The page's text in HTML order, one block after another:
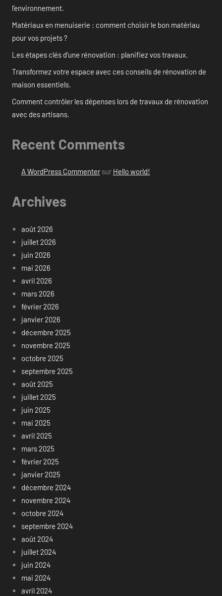
l’environnement.
Matériaux en menuiserie : comment choisir le bon matériau
pour vos projets ?
Les étapes clés d’une rénovation : planifiez vos travaux.
Transformez votre espace avec ces conseils de rénovation de
maison essentiels.
Comment contrôler les dépenses lors de travaux de rénovation
avec des artisans.
Recent Comments
A WordPress Commentersur Hello world!
Archives
août 2026
juillet 2026
juin 2026
mai 2026
avril 2026
mars 2026
février 2026
janvier 2026
décembre 2025
novembre 2025
octobre 2025
septembre 2025
août 2025
juillet 2025
juin 2025
mai 2025
avril 2025
mars 2025
février 2025
janvier 2025
décembre 2024
novembre 2024
octobre 2024
septembre 2024
août 2024
juillet 2024
juin 2024
mai 2024
avril 2024